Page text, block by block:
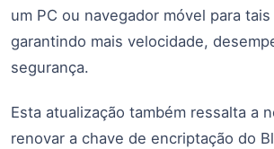
um PC ou navegador móvel para
garantindo mais velocidade,
segurança.
Esta atualização também ressalta a
renovar a chave de encriptação do